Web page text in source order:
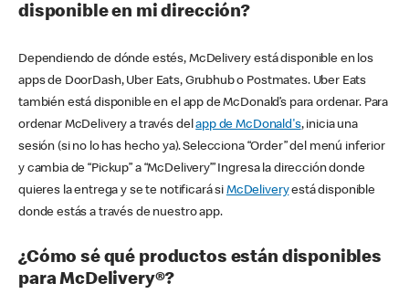
disponible en mi dirección?
Dependiendo de dónde estés, McDelivery está disponible en los
apps de DoorDash, Uber Eats, Grubhub o Postmates. Uber Eats
también está disponible en el app de McDonald’s para ordenar. Para
ordenar McDelivery a través delapp de McDonald's, inicia una
sesión (si no lo has hecho ya). Selecciona “Order” del menú inferior
y cambia de “Pickup” a “McDelivery’” Ingresa la dirección donde
quieres la entrega y se te notificará si McDeliveryestá disponible
donde estás a través de nuestro app.
¿Cómo sé qué productos están disponibles
para McDelivery®?